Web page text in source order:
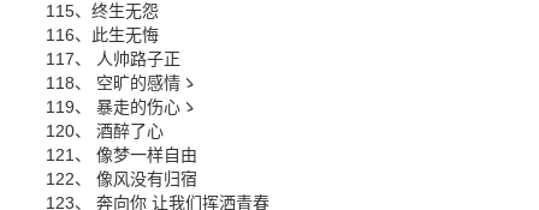
115、终生无怨
116、此生无悔
117、 人帅路子正
118、 空旷的感情ゝ
119、 暴走的伤心ゝ
120、 酒醉了心
121、 像梦一样自由
122、 像风没有归宿
123、 奔向你 让我们挥洒青春